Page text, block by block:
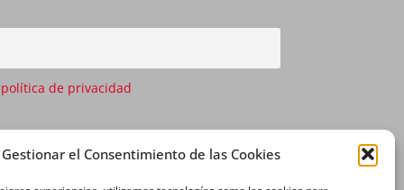
Gestionar el Consentimiento de las Cookies
de privacidad